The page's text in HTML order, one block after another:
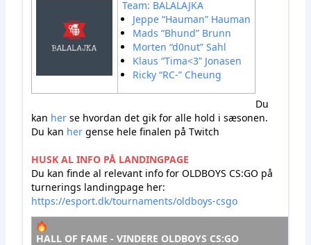
Team: BALALAJKA
Jeppe “Hauman” Hauman
Mads “Bhund” Brunn
Morten “d0nut” Sahl
Klaus “Tima<3” Jonasen
Ricky “RC-” Cheung
Du
kan her se hvordan det gik for alle hold i sæsonen.
Du kan her gense hele finalen på Twitch
HUSK AL INFO PÅ LANDINGPAGE
Du kan finde al relevant info for OLDBOYS CS:GO på
turnerings landingpage her:
https://esport.dk/tournaments/oldboys-csgo
HALL OF FAME - VINDERE OLDBOYS CS:GO